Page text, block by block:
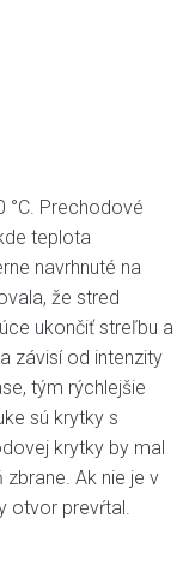
°C. Prechodové
teplota
navrhnuté na
že stred
ukončiť streľbu a
závisí od intenzity
tým rýchlejšie
sú krytky s
krytky by mal
Ak nie je v
otvor prevŕtal.